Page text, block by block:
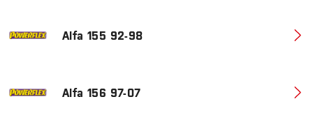
Alfa 155 92-98
Alfa 156 97-07